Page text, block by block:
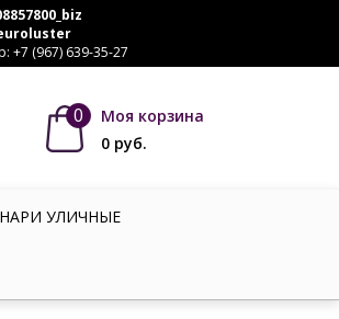
+7 (967) 639-35-27
0
Моя корзина
0 руб.
УЛИЧНЫЕ